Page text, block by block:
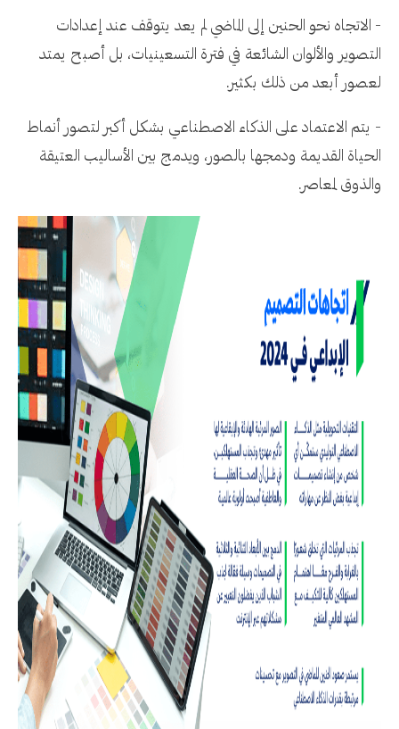
- الاتجاه نحو الحنين إلى الماضي لم يعد يتوقف عند إعدادات
التصوير والألوان الشائعة في فترة التسعينيات، بل أصبح يمتد
لعصور أبعد من ذلك بكثير.
- يتم الاعتماد على الذكاء الاصطناعي بشكل أكبر لتصور أنماط
الحياة القديمة ودمجها بالصور، ويدمج بين الأساليب العتيقة
والذوق لمعاصر.